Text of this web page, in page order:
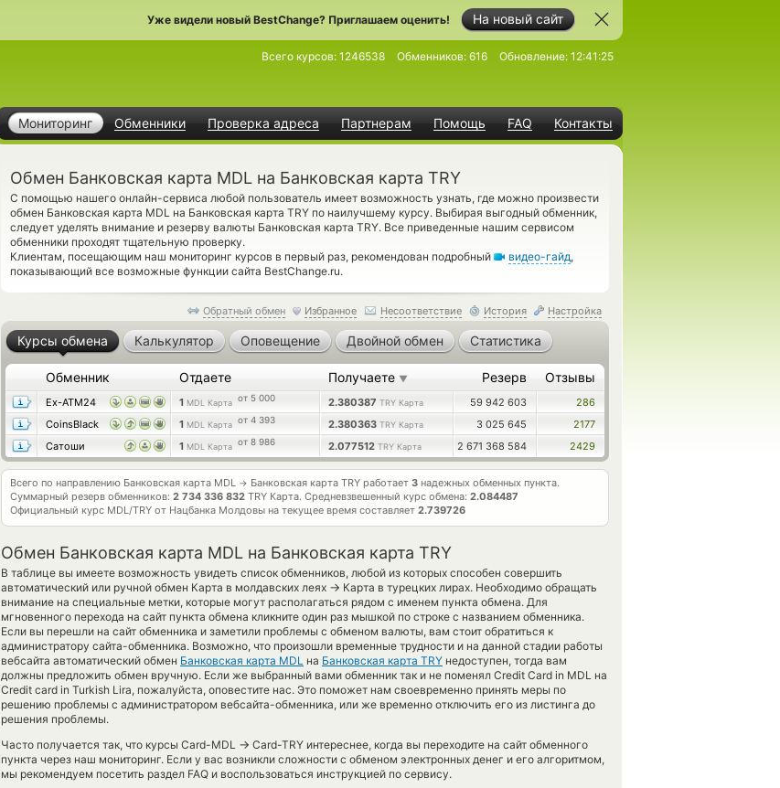
На новый сайт
Уже видели новый BestChange? Приглашаем оценить!
Мониторинг Обменники Проверка адреса Партнерам Помощь FAQ Контакты
Всего курсов: 1246538 Обменников: 616 Обновление: 12:41:25
Обмен Банковская карта MDL на Банковская карта TRY
С помощью нашего онлайн-сервиса любой пользователь имеет возможность узнать, где можно произвести
обмен Банковская карта MDL на Банковская карта TRY по наилучшему курсу. Выбирая выгодный обменник,
следует уделять внимание и резерву валюты Банковская карта TRY. Все приведенные нашим сервисом
обменники проходят тщательную проверку.
Клиентам, посещающим наш мониторинг курсов в первый раз, рекомендован подробный
видео-гайд,
показывающий все возможные функции сайта BestChange.ru.
Обратный обмен Избранное Несоответствие История Настройка
Курсы обмена Калькулятор Оповещение Двойной обмен Статистика
Обменник Отдаете Получаете ▼ Резерв Отзывы
Ex-ATM24 1 MDL Карта от 5 000 2.380387 TRY Карта 59 942 603
286
CoinsBlack
1 MDL Карта от 4 393 2.380363 TRY Карта 3 025 645
2177
Сатоши
1 MDL Карта от 8 986 2.077512 TRY Карта 2 671 368 584 2429
Всего по направлению Банковская карта MDL → Банковская карта TRY работает 3 надежных обменных пункта.
Суммарный резерв обменников: 2 734 336 832 TRY Карта. Средневзвешенный курс обмена: 2.084487
Официальный курс MDL/TRY от Нацбанка Молдовы на текущее время составляет 2.739726
Обмен Банковская карта MDL на Банковская карта TRY
В таблице вы имеете возможность увидеть список обменников, любой из которых способен совершить
автоматический или ручной обмен Карта в молдавских леях → Карта в турецких лирах. Необходимо обращать
внимание на специальные метки, которые могут располагаться рядом с именем пункта обмена. Для
мгновенного перехода на сайт пункта обмена кликните один раз мышкой по строке с названием обменника.
Если вы перешли на сайт обменника и заметили проблемы с обменом валюты, вам стоит обратиться к
администратору сайта-обменника. Возможно, что произошли временные трудности и на данной стадии работы
вебсайта автоматический обмен Банковская карта MDL на Банковская карта TRY недоступен, тогда вам
должны предложить обмен вручную. Если же выбранный вами обменник так и не поменял Credit Card in MDL на
Credit card in Turkish Lira, пожалуйста, оповестите нас. Это поможет нам своевременно принять меры по
решению проблемы с администратором вебсайта-обменника, или же временно отключить его из листинга до
решения проблемы.
Часто получается так, что курсы Card-MDL → Card-TRY интереснее, когда вы переходите на сайт обменного
пункта через наш мониторинг. Если у вас возникли сложности с обменом электронных денег и его алгоритмом,
мы рекомендуем посетить раздел FAQ и воспользоваться инструкцией по сервису.